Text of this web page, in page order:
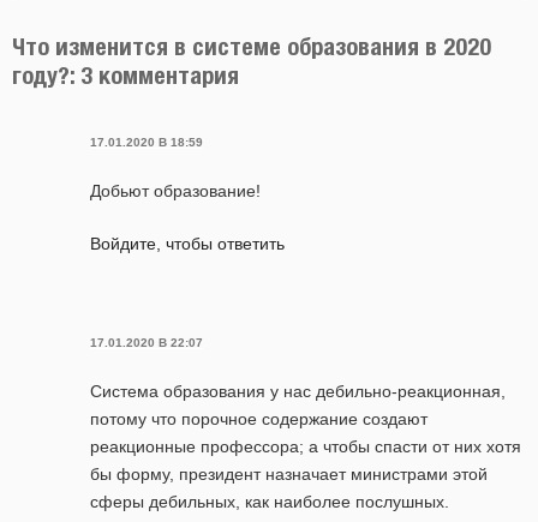
Что изменится в системе образования в 2020
году?: 3 комментария
17.01.2020 В 18:59
Добьют образование!
Войдите, чтобы ответить
17.01.2020 В 22:07
Система образования у нас дебильно-реакционная,
потому что порочное содержание создают
реакционные профессора; а чтобы спасти от них хотя
бы форму, президент назначает министрами этой
сферы дебильных, как наиболее послушных.